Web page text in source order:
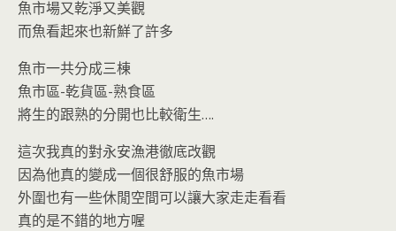
魚市場又乾淨又美觀
而魚看起來也新鮮了許多
魚市一共分成三棟
魚市區-乾貨區-熟食區
將生的跟熟的分開也比較衛生….
這次我真的對永安漁港徹底改觀
因為他真的變成一個很舒服的魚市場
外圍也有一些休閒空間可以讓大家走走看看
真的是不錯的地方喔